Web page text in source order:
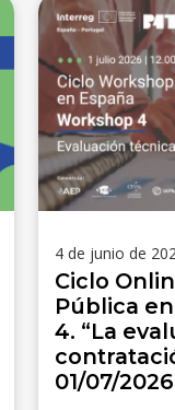
4 de junio de
Ciclo
Pública
4. “La
01/07/2026